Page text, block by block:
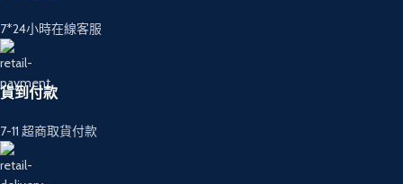
7*24小時在線客服
貨到付款
7-11 超商取貨付款